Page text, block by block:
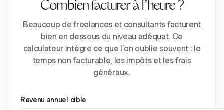
Combien facturer à l’heure ?
Beaucoup de freelances et consultants facturent
bien en dessous du niveau adéquat. Ce
calculateur intègre ce que l’on oublie souvent : le
temps non facturable, les impôts et les frais
généraux.
Revenu annuel cible